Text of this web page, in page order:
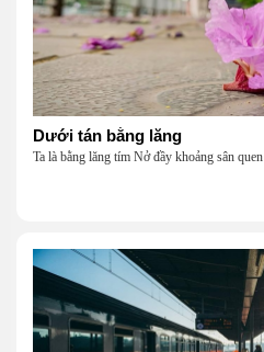
Dưới tán bằng lăng
Ta là bằng lăng tím Nở đầy khoảng sân quen